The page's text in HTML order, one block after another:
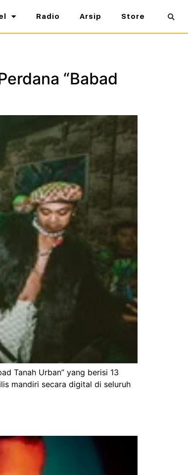
Radio Arsip Store
“Babad
Tanah Urban” yang berisi 13
mandiri secara digital di seluruh